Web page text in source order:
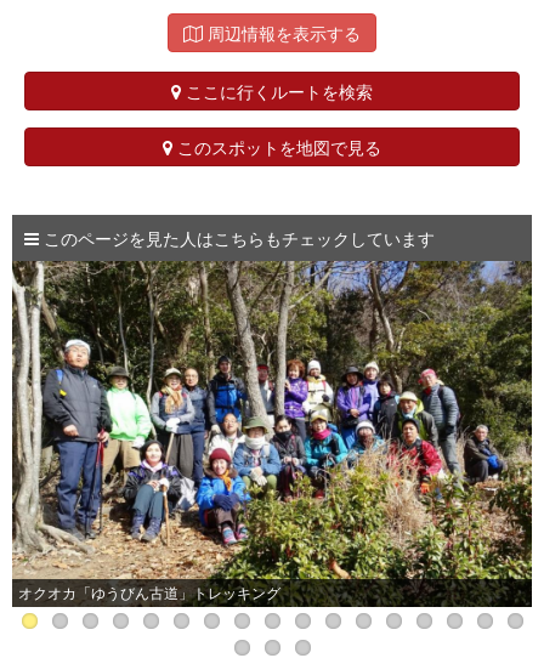
周辺情報を表示する
ここに行くルートを検索
このスポットを地図で見る
このページを見た人はこちらもチェックしています
オクオカ「ゆうびん古道」トレッキング